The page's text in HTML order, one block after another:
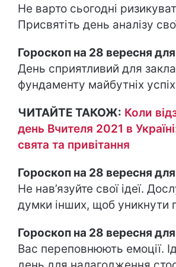
Не варто сьогодні
Присвятіть день аналізу
Гороскоп на 28 вересня для
День сприятливий для
фундаменту майбутніх
ЧИТАЙТЕ ТАКОЖ: Коли
день Вчителя 2021 в
свята та привітання
Гороскоп на 28 вересня
Не нав’язуйте свої ідеї.
думки інших, щоб уникнути
Гороскоп на 28 вересня для
Вас переповнюють емоції.